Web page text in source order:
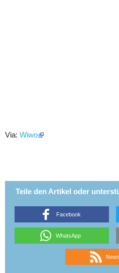
Via: Wiwo
Teile den Artikel oder
Facebook
WhatsApp